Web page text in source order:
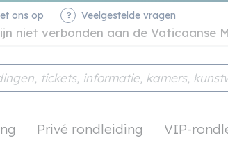
ons op Veelgestelde vragen
niet verbonden aan de Vaticaanse
Privé rondleiding VIP-